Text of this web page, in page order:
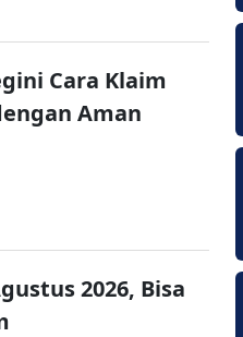
Cara Klaim
Aman
2026, Bisa